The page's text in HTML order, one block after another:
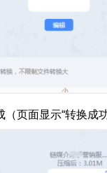
页面显示“转换成